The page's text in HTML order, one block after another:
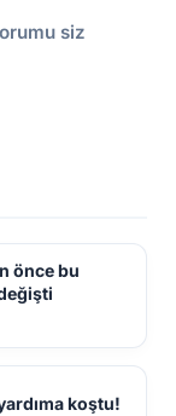
siz
önce bu
koştu!